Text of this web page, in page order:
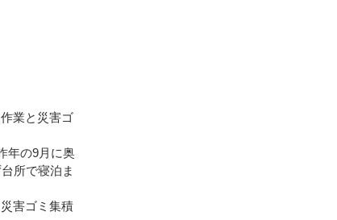
折町）
15号･19号
業と災害ゴ
年の9月に奥
所で寝泊ま
害ゴミ集積